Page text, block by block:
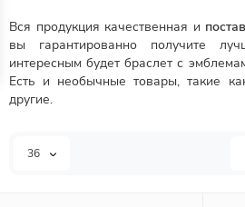
Вся продукция качественная и
вы гарантированно получите
интересным будет браслет с
Есть и необычные товары, такие
другие.
36